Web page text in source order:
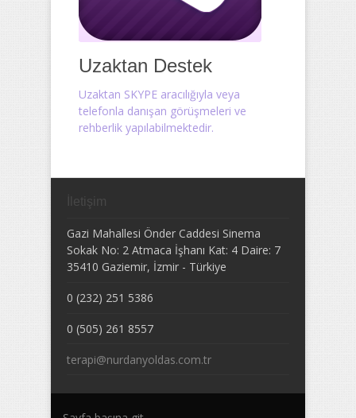
Uzaktan Destek
Uzaktan SKYPE aracılığıyla veya
telefonla danışan görüşmeleri ve
rehberlik yapılabilmektedir.
İletişim
Gazi Mahallesi Önder Caddesi Sinema
Sokak No: 2 Atmaca İşhanı Kat: 4 Daire: 7
35410 Gaziemir, İzmir - Türkiye
0 (232) 251 5386
0 (505) 261 8557
terapi@nurdanyoldas.com.tr